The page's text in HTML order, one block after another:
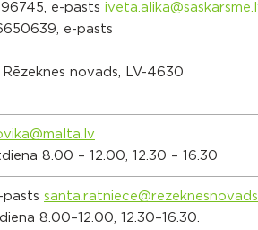
e-pasts
e-pasts
novads, LV-4630
lta.lv
8.00 – 12.00, 12.30 – 16.30
pasts
8.00–12.00, 12.30–16.30.